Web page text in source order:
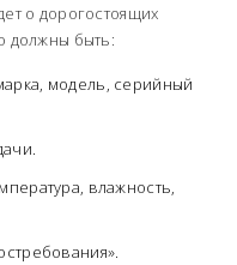
о дорогостоящих
должны быть:
модель, серийный
влажность,